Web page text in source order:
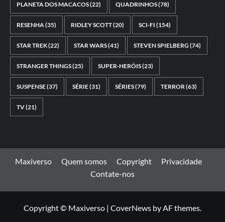
PLANETA DOS MACACOS(22) QUADRINHOS(78)
RESENHA(35) RIDLEY SCOTT(20) SCI-FI (154)
STAR TREK(22) STAR WARS(41) STEVEN SPIELBERG (74)
STRANGER THINGS(25) SUPER-HERÓIS(23)
SUSPENSE(37) SÉRIE(31) SÉRIES(79) TERROR(63)
TV(21)
Maxiverso Quem somos Copyright
Privacidade
Contate-nos
Copyright © Maxiverso | CoverNews by AF themes.